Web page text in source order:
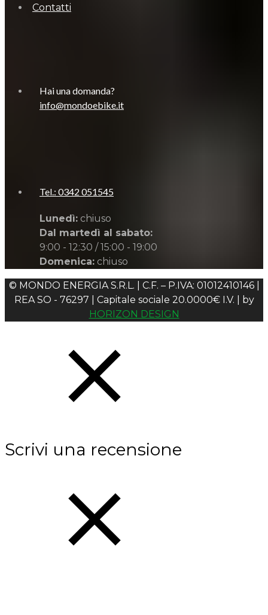
Contatti
Hai una domanda?
info@mondoebike.it
Tel.: 0342 051545
Lunedì: chiuso
Dal martedì al sabato:
9:00 - 12:30 / 15:00 - 19:00
Domenica: chiuso
© MONDO ENERGIA S.R.L. | C.F. – P.IVA: 01012410146 |
REA SO - 76297 | Capitale sociale 20.0000€ I.V. | by
HORIZON DESIGN
Scrivi una recensione